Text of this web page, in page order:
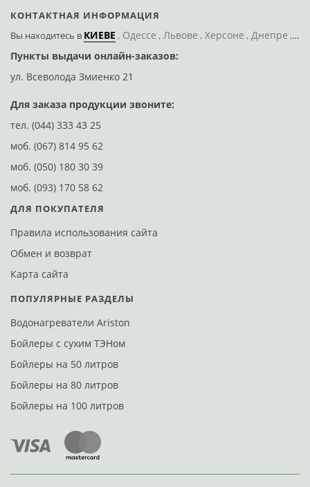
КОНТАКТНАЯ ИНФОРМАЦИЯ
Вы находитесь в КИЕВЕ Одессе Львове Херсоне Днепре
Пункты выдачи онлайн-заказов:
ул. Всеволода Змиенко 21
Для заказа продукции звоните:
тел. (044) 333 43 25
моб. (067) 814 95 62
моб. (050) 180 30 39
моб. (093) 170 58 62
ДЛЯ ПОКУПАТЕЛЯ
Правила использования сайта
Обмен и возврат
Карта сайта
ПОПУЛЯРНЫЕ РАЗДЕЛЫ
Водонагреватели Ariston
Бойлеры с сухим ТЭНом
Бойлеры на 50 литров
Бойлеры на 80 литров
Бойлеры на 100 литров